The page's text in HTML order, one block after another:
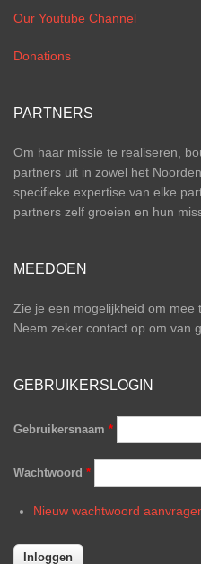
Our Youtube Channel
Donations
PARTNERS
Om haar missie te realiseren,
partners uit in zowel het
specifieke expertise van elke
partners zelf groeien en hun
MEEDOEN
Zie je een mogelijkheid om mee
Neem zeker contact op om van
GEBRUIKERSLOGIN
Gebruikersnaam *
Wachtwoord *
Nieuw wachtwoord